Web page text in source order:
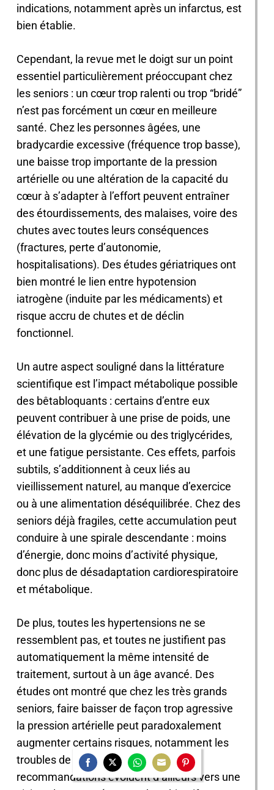
indications, notamment après un infarctus, est
bien établie.
Cependant, la revue met le doigt sur un point
essentiel particulièrement préoccupant chez
les seniors : un cœur trop ralenti ou trop “bridé”
n’est pas forcément un cœur en meilleure
santé. Chez les personnes âgées, une
bradycardie excessive (fréquence trop basse),
une baisse trop importante de la pression
artérielle ou une altération de la capacité du
cœur à s’adapter à l’effort peuvent entraîner
des étourdissements, des malaises, voire des
chutes avec toutes leurs conséquences
(fractures, perte d’autonomie,
hospitalisations). Des études gériatriques ont
bien montré le lien entre hypotension
iatrogène (induite par les médicaments) et
risque accru de chutes et de déclin
fonctionnel.
Un autre aspect souligné dans la littérature
scientifique est l’impact métabolique possible
des bêtabloquants : certains d’entre eux
peuvent contribuer à une prise de poids, une
élévation de la glycémie ou des triglycérides,
et une fatigue persistante. Ces effets, parfois
subtils, s’additionnent à ceux liés au
vieillissement naturel, au manque d’exercice
ou à une alimentation déséquilibrée. Chez des
seniors déjà fragiles, cette accumulation peut
conduire à une spirale descendante : moins
d’énergie, donc moins d’activité physique,
donc plus de désadaptation cardiorespiratoire
et métabolique.
De plus, toutes les hypertensions ne se
ressemblent pas, et toutes ne justifient pas
automatiquement la même intensité de
traitement, surtout à un âge avancé. Des
études ont montré que chez les très grands
seniors, faire baisser de façon trop agressive
la pression artérielle peut paradoxalement
augmenter certains risques, notamment les
troubles de perfusion cérébrale. Les
recommandations évoluent d’ailleurs vers une
ShareShareShareShareShare